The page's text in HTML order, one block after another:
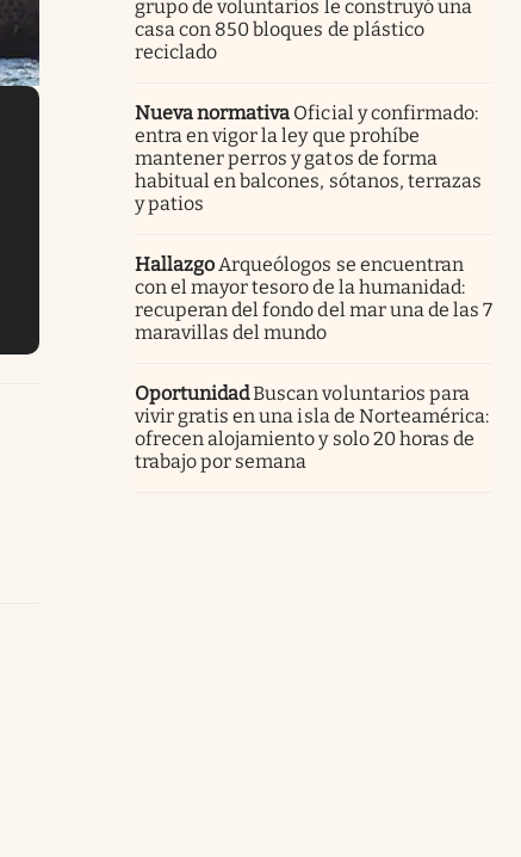
grupo de voluntarios le construyó una
casa con 850 bloques de plástico
reciclado
Nueva normativa Oficial y confirmado:
entra en vigor la ley que prohíbe
mantener perros y gatos de forma
habitual en balcones, sótanos, terrazas
y patios
HallazgoArqueólogos se encuentran
con el mayor tesoro de la humanidad:
recuperan del fondo del mar una de las 7
maravillas del mundo
OportunidadBuscan voluntarios para
vivir gratis en una isla de Norteamérica:
ofrecen alojamiento y solo 20 horas de
trabajo por semana